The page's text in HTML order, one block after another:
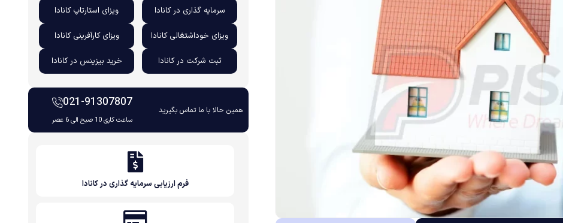
سرمایه گذاری در کانادا ویزای استارتاپ کانادا
ویزای خوداشتغالی کانادا ویزای کارآفرینی کانادا
ثبت شرکت در کانادا خرید بیزینس در کانادا
همین حالا با ما تماس بگیرید 021-91307807
ساعت کاری 10 صبح الی 6 عصر
فرم ارزیابی سرمایه گذاری در کانادا